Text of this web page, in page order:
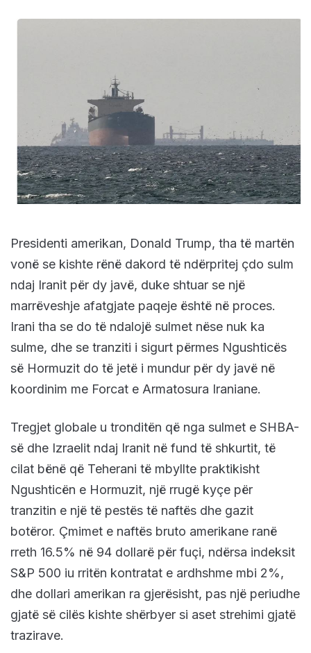
Presidenti amerikan, Donald Trump, tha të martën
vonë se kishte rënë dakord të ndërpritej çdo sulm
ndaj Iranit për dy javë, duke shtuar se një
marrëveshje afatgjate paqeje është në proces.
Irani tha se do të ndalojë sulmet nëse nuk ka
sulme, dhe se tranziti i sigurt përmes Ngushticës
së Hormuzit do të jetë i mundur për dy javë në
koordinim me Forcat e Armatosura Iraniane.
Tregjet globale u tronditën që nga sulmet e SHBA-
së dhe Izraelit ndaj Iranit në fund të shkurtit, të
cilat bënë që Teherani të mbyllte praktikisht
Ngushticën e Hormuzit, një rrugë kyçe për
tranzitin e një të pestës të naftës dhe gazit
botëror. Çmimet e naftës bruto amerikane ranë
rreth 16.5% në 94 dollarë për fuçi, ndërsa indeksit
S&P 500 iu rritën kontratat e ardhshme mbi 2%,
dhe dollari amerikan ra gjerësisht, pas një periudhe
gjatë së cilës kishte shërbyer si aset strehimi gjatë
trazirave.